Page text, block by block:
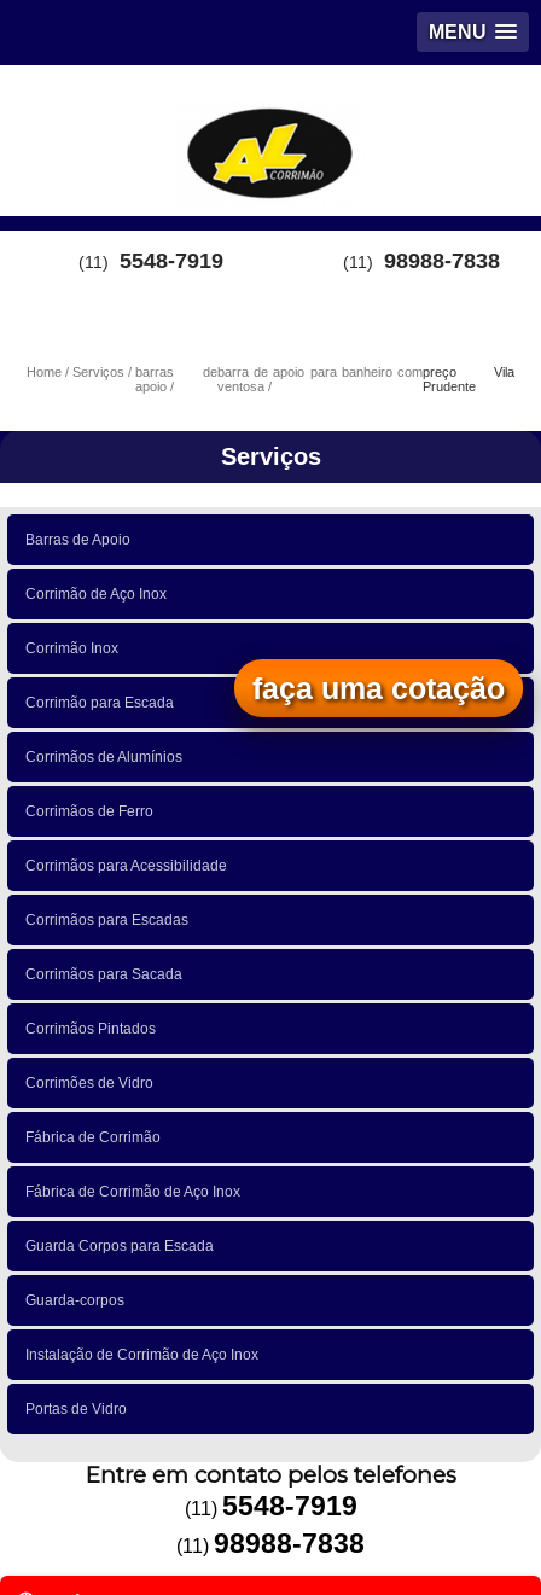
MENU
(11) 5548-7919 (11) 98988-7838
Home Serviços
barras de
apoio
barra de apoio para banheiro com
ventosa
preço Vila
Prudente
Serviços
Barras de Apoio
Corrimão de Aço Inox
Corrimão Inox
Corrimão para Escada
Corrimãos de Alumínios
Corrimãos de Ferro
Corrimãos para Acessibilidade
Corrimãos para Escadas
Corrimãos para Sacada
Corrimãos Pintados
Corrimões de Vidro
Fábrica de Corrimão
Fábrica de Corrimão de Aço Inox
Guarda Corpos para Escada
Guarda-corpos
Instalação de Corrimão de Aço Inox
Portas de Vidro
Entre em contato pelos telefones
(11) 5548-7919
(11) 98988-7838
faça uma cotação